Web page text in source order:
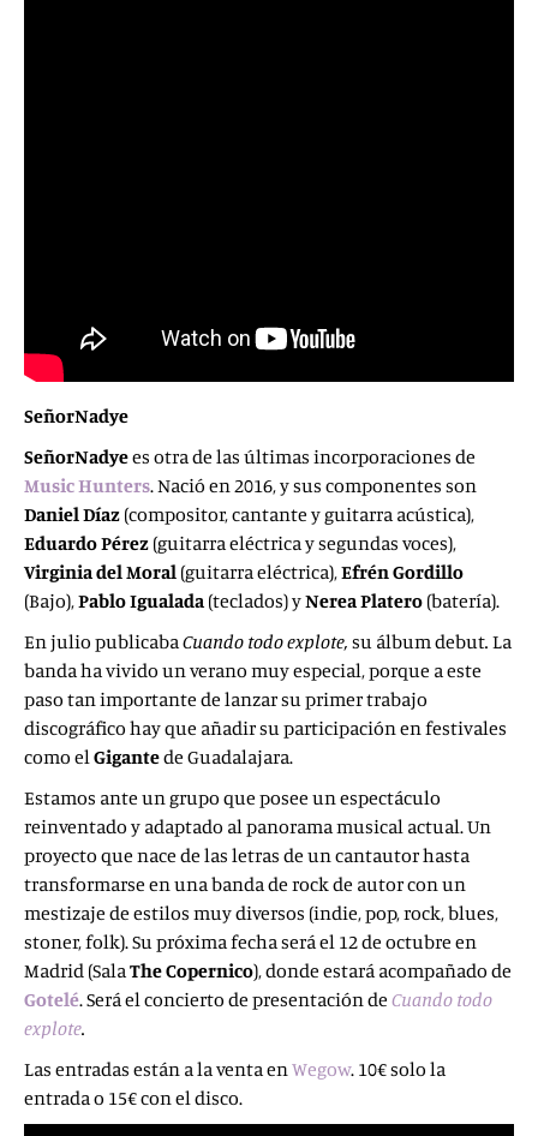
SeñorNadye
SeñorNadyees otra de las últimas incorporaciones de
Music Hunters. Nació en 2016, ysus componentes son
Daniel Díaz (compositor, cantante y guitarra acústica),
Eduardo Pérez (guitarra eléctrica y segundas voces),
Virginia del Moral (guitarra eléctrica),Efrén Gordillo
(Bajo),Pablo Igualada (teclados) yNerea Platero (batería).
En julio publicabaCuando todoexplote, su álbum debut. La
banda ha vivido un verano muy especial, porque a este
paso tan importante de lanzar su primer trabajo
discográfico hay que añadir su participación en festivales
como elGigantede Guadalajara.
Estamos ante un grupo que posee unespectáculo
reinventado y adaptado al panorama musical actual. Un
proyecto que nace de las letras de un cantautor hasta
transformarse en una banda de rock de autor con un
mestizaje de estilos muy diversos (indie, pop, rock, blues,
stoner, folk). Su próxima fecha será el 12 de octubre en
Madrid (SalaThe Copernico), donde estará acompañado de
Gotelé. Será el concierto de presentación de Cuando todo
explote.
Las entradas están a la venta enWegow. 10€ solo la
entrada o 15€ con el disco.